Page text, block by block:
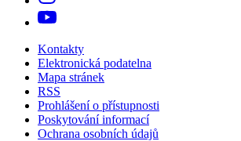
Kontakty
Elektronická podatelna
Mapa stránek
RSS
Prohlášení o přístupnosti
Poskytování informací
Ochrana osobních údajů